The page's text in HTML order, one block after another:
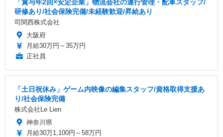
「賞与年2回×安定企業」物流会社の運行管理・配車スタッフ/
研修あり/社会保険完備/未経験歓迎/昇給あり
司関西株式会社
大阪府
月給30万円～35万円
正社員
「土日祝休み」ゲーム内映像の編集スタッフ/資格取得支援あ
り/社会保険完備
株式会社Le Lien
神奈川県
月給30万1,100円～58万円